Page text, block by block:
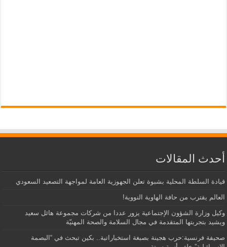
أحدث المقالات
قيادة السلطة المحلية بشبوة تعلن الجهوزية العامة لمواجهة التصعيد السعودي
العالم يقترب من حافة الهاوية النووية!
وكيل وزارة الشؤون الإجتماعية يزور عددا من شركات مجموعة هائل سعيد
ويشيد بتجربتها المتقدمة في مجال السلامة والصحة المهنيّة
صحيفة فرنسية:حرب هجينة بصبغة استخباراتية.. بكين تبحث في “البصمة